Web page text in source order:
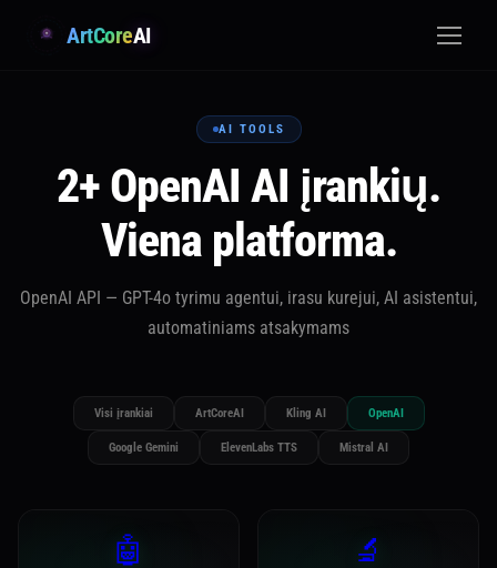
ArtCoreAI
AI TOOLS
2+ OpenAI AI įrankių.
Viena platforma.
OpenAI API — GPT-4o tyrimu agentui, irasu kurejui, AI asistentui,
automatiniams atsakymams
Visi įrankiai ArtCoreAI Kling AI OpenAI
Google Gemini ElevenLabs TTS Mistral AI
🤖 🔬